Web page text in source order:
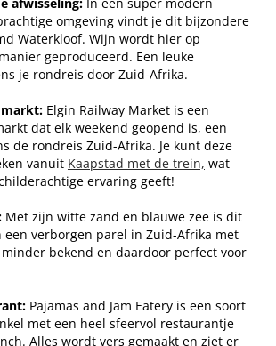
afwisseling: In een super modern
omgeving vindt je dit bijzondere
Waterkloof. Wijn wordt hier op
geproduceerd. Een leuke
je rondreis door Zuid-Afrika.
Elgin Railway Market is een
dat elk weekend geopend is, een
de rondreis Zuid-Afrika. Je kunt deze
vanuit Kaapstad met de trein, wat
ervaring geeft!
Met zijn witte zand en blauwe zee is dit
een verborgen parel in Zuid-Afrika met
bekend en daardoor perfect voor
Pajamas and Jam Eatery is een soort
met een heel sfeervol restaurantje
Alles wordt vers gemaakt en ziet er